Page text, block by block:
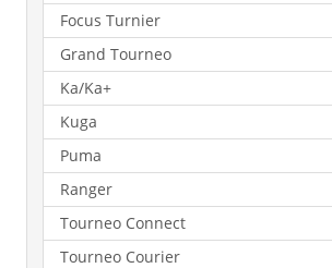
Focus Turnier
Grand Tourneo
Ka/Ka+
Kuga
Puma
Ranger
Tourneo Connect
Tourneo Courier